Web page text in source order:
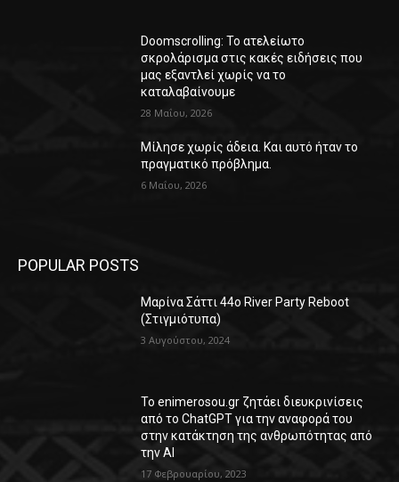
Doomscrolling: Το ατελείωτο
σκρολάρισμα στις κακές ειδήσεις που
μας εξαντλεί χωρίς να το
καταλαβαίνουμε
28 Μαΐου, 2026
Μίλησε χωρίς άδεια. Και αυτό ήταν το
πραγματικό πρόβλημα.
6 Μαΐου, 2026
POPULAR POSTS
Μαρίνα Σάττι 44o River Party Reboot
(Στιγμιότυπα)
3 Αυγούστου, 2024
Το enimerosou.gr ζητάει διευκρινίσεις
από το ChatGPT για την αναφορά του
στην κατάκτηση της ανθρωπότητας από
την AI
17 Φεβρουαρίου, 2023